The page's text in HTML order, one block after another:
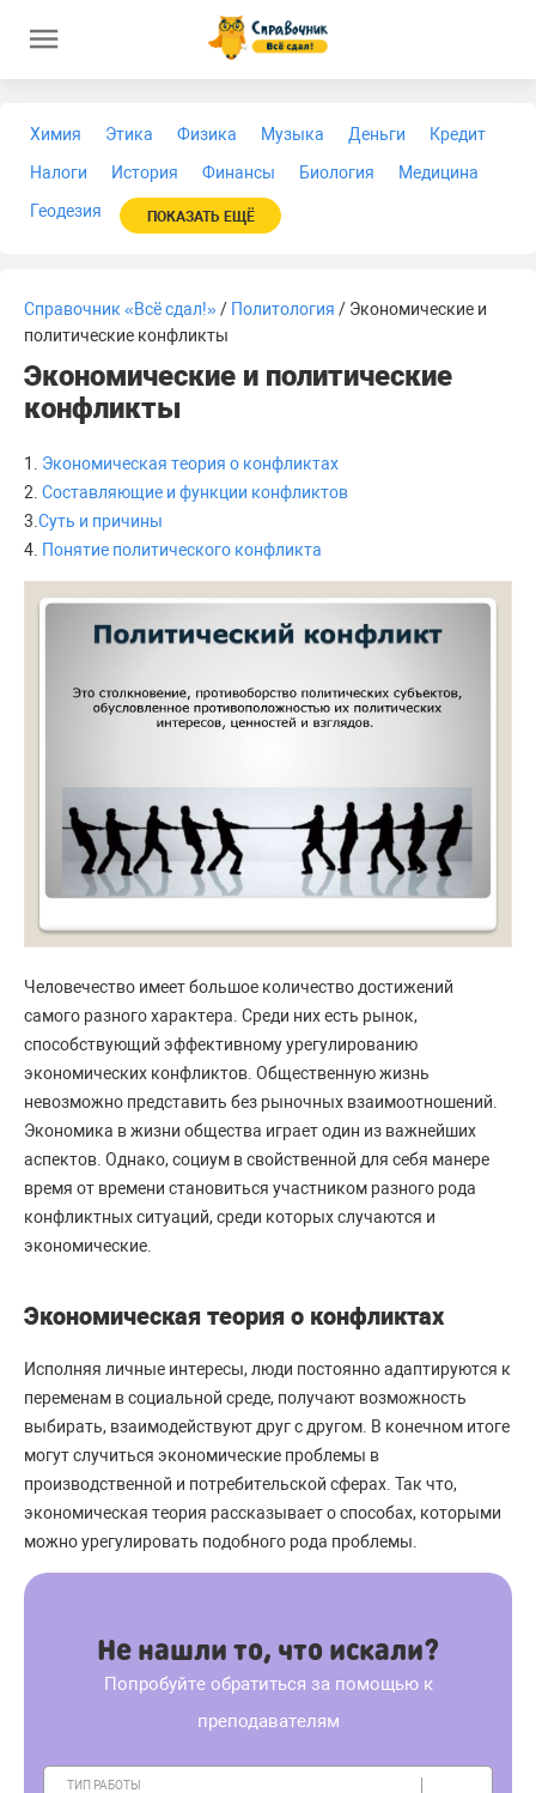
Химия Этика Физика Музыка Деньги
Кредит
Налоги
История Финансы Биология
Медицина
Геодезия
ПОКАЗАТЬ ЕЩЁ
Справочник «Всё сдал!»/ Политология / Экономические и
политические конфликты
Экономические и политические
конфликты
1. Экономическая теория о конфликтах
2. Составляющие и функции конфликтов
3. Суть и причины
4. Понятие политического конфликта
Человечество имеет большое количество достижений
самого разного характера. Среди них есть рынок,
способствующий эффективному урегулированию
экономических конфликтов. Общественную жизнь
невозможно представить без рыночных взаимоотношений.
Экономика в жизни общества играет один из важнейших
аспектов. Однако, социум в свойственной для себя манере
время от времени становиться участником разного рода
конфликтных ситуаций, среди которых случаются и
экономические.
Экономическая теория о конфликтах
Исполняя личные интересы, люди постоянно адаптируются к
переменам в социальной среде, получают возможность
выбирать, взаимодействуют друг с другом. В конечном итоге
могут случиться экономические проблемы в
производственной и потребительской сферах. Так что,
экономическая теория рассказывает о способах, которыми
можно урегулировать подобного рода проблемы.
Не нашли то, что искали?
Попробуйте обратиться за помощью к
преподавателям
ТИП РАБОТЫ